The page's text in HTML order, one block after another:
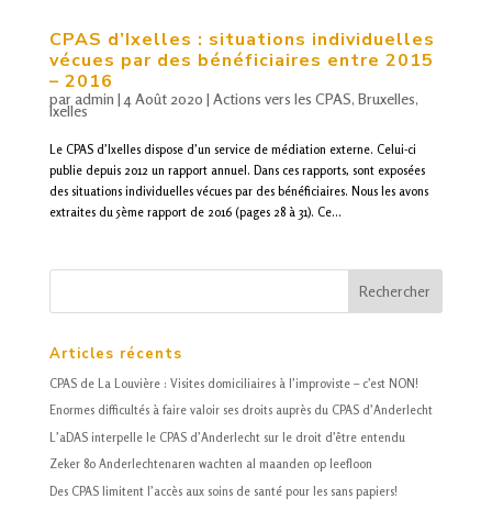
CPAS d’Ixelles : situations individuelles
vécues par des bénéficiaires entre 2015
– 2016
paradmin | 4 Août 2020 | Actions vers les CPAS, Bruxelles,
Ixelles
Le CPAS d’Ixelles dispose d’un service de médiation externe. Celui-ci
publie depuis 2012 un rapport annuel. Dans ces rapports, sont exposées
des situations individuelles vécues par des bénéficiaires. Nous les avons
extraites du 5ème rapport de 2016 (pages 28 à 31). Ce...
Articles récents
CPASde La Louvière : Visites domiciliaires à l’improviste – c’est NON!
Enormes difficultés à faire valoir ses droits auprès du CPASd’Anderlecht
L’aDAS interpelle le CPASd’Anderlecht sur le droit d’être entendu
Zeker 80 Anderlechtenaren wachten al maanden op leefloon
Des CPASlimitent l’accès aux soins de santé pour les sans papiers!